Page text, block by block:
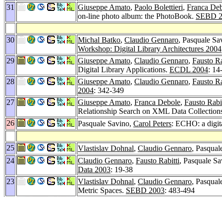
31
Giuseppe Amato, Paolo Bolettieri, Franca
on-line photo album: the PhotoBook. SEBD
30 Michal Batko, Claudio Gennaro, Pasquale
Workshop: Digital Library Architectures 2004
29
Giuseppe Amato, Claudio Gennaro, Fausto
Digital Library Applications. ECDL 2004:
28
Giuseppe Amato, Claudio Gennaro, Fausto
2004: 342-349
27
Giuseppe Amato, Franca Debole, Fausto
Relationship Search on XML Data
26
Pasquale Savino, Carol Peters: ECHO: a
25 Vlastislav Dohnal, Claudio Gennaro,
24
Claudio Gennaro, Fausto Rabitti, Pasquale
Data 2003: 19-38
23
Vlastislav Dohnal, Claudio Gennaro,
Metric Spaces. SEBD 2003: 483-494